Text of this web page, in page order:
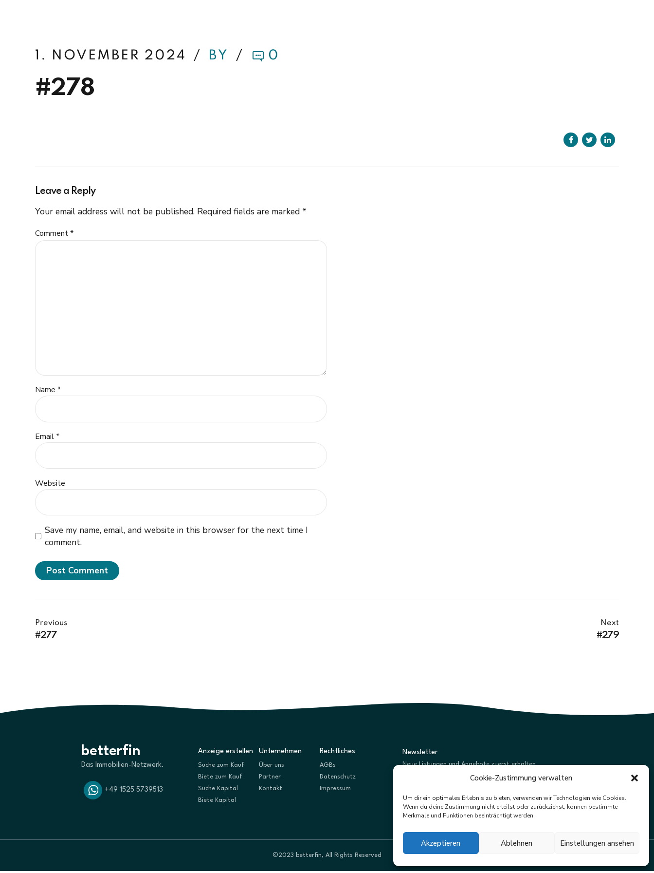
Cookie-Zustimmung verwalten
Um dir ein optimales Erlebnis zu bieten, verwenden wir Technologien wie Cookies.
Wenn du deine Zustimmung nicht erteilst oder zurückziehst, können bestimmte
Merkmale und Funktionen beeinträchtigt werden.
Akzeptieren Ablehnen Einstellungen ansehen
1. NOVEMBER 2024 BY 0
#278
Leave a Reply
Your email address will not be published. Required fields are marked *
Comment*
Name *
Email *
Website
Save my name, email, and website in this browser for the next time I
comment.
Post Comment
Previous
#277
Next
#279
betterfin
Das Immobilien-Netzwerk.
+49 1525 5739513
Anzeige erstellen
Suche zum Kauf
Biete zum Kauf
Suche Kapital
Biete Kapital
Unternehmen
Über uns
Partner
Kontakt
Rechtliches
AGBs
Datenschutz
Impressum
Newsletter
Neue Listungen und Angebote zuerst erhalten.
Abonnieren
©2023 betterfin, All Rights Reserved